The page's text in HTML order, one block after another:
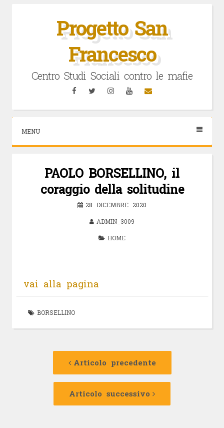
Progetto San
Francesco
Centro Studi Sociali contro le mafie
FacebookTwitterInstagramYouTubeEmail
MENU
PAOLO BORSELLINO, il
coraggio della solitudine
28 DICEMBRE 2020
ADMIN_3009
HOME
vai alla pagina
BORSELLINO
Navigazione
Articolo precedente
Articolo
Articolo successivo
Articolo